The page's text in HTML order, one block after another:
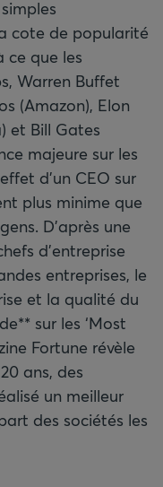
cote de popularité
ce que les
Warren Buffet
(Amazon), Elon
et Bill Gates
majeure sur les
d'un CEO sur
plus minime que
D'après une
d'entreprise
entreprises, le
et la qualité du
sur les ‘Most
Fortune révèle
ans, des
un meilleur
des sociétés les